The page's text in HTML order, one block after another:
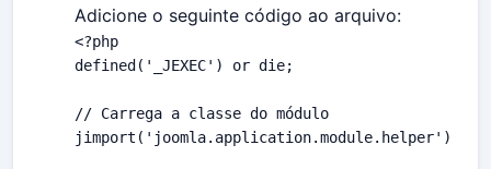
Adicione o seguinte código ao arquivo:
<?php
defined('_JEXEC') or die;
// Carrega a classe do módulo
jimport('joomla.application.module.helper');